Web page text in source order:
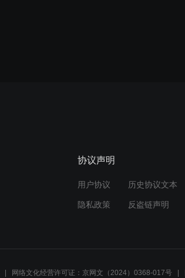
协议声明
用户协议 历史协议文本
隐私政策 反盗链声明
网络文化经营许可证：京网文（2024）0368-017号